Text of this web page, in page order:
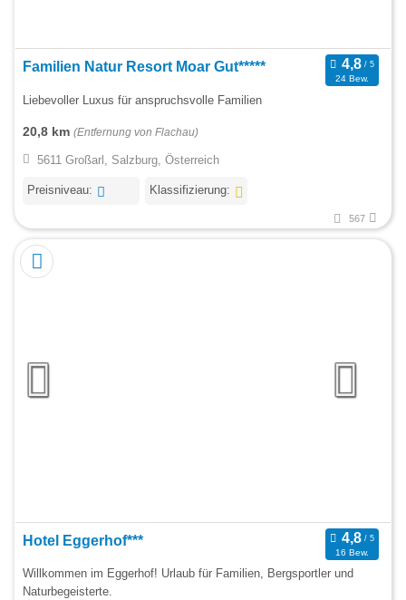
Familien Natur Resort Moar Gut*****
24 Bew.
Liebevoller Luxus für anspruchsvolle Familien
20,8 km (Entfernung von Flachau)
5611 Großarl, Salzburg, Österreich
Preisniveau: Klassifizierung:
567
Hotel Eggerhof***
16 Bew.
Willkommen im Eggerhof! Urlaub für Familien, Bergsportler und
Naturbegeisterte.